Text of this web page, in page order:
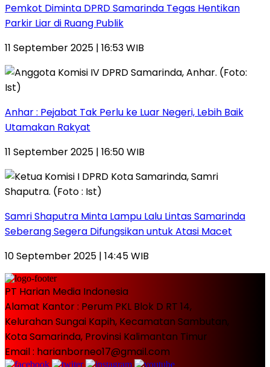
Pemkot Diminta DPRD Samarinda Tegas Hentikan
Parkir Liar di Ruang Publik
11 September 2025 | 16:53 WIB
Anhar : Pejabat Tak Perlu ke Luar Negeri, Lebih Baik
Utamakan Rakyat
11 September 2025 | 16:50 WIB
Samri Shaputra Minta Lampu Lalu Lintas Samarinda
Seberang Segera Difungsikan untuk Atasi Macet
10 September 2025 | 14:45 WIB
PT Harian Media Indonesia
Alamat Kantor : Perum PKL Blok D RT 14,
Kelurahan Sungai Kapih, Kecamatan Sambutan,
Kota Samarinda, Provinsi Kalimantan Timur
Email : harianborneo17@gmail.com